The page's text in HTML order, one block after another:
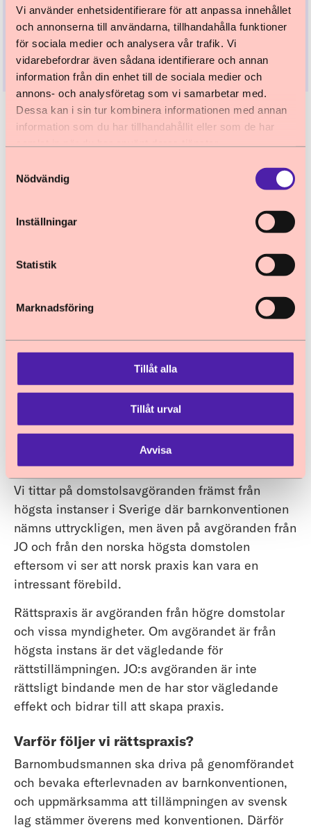
Vi använder enhetsidentifierare för att anpassa innehållet
och annonserna till användarna, tillhandahålla funktioner
för sociala medier och analysera vår trafik. Vi
vidarebefordrar även sådana identifierare och annan
information från din enhet till de sociala medier och
annons- och analysföretag som vi samarbetar med.
Dessa kan i sin tur kombinera informationen med annan
information som du har tillhandahållit eller som de har
Nödvändig
Inställningar
Statistik
Marknadsföring
Tillåt alla
Tillåt urval
Avvisa
rättsprocessen.
Webbinarium: Barnkonventionen i rättspraxis
Barnombudsmannen erbjuder stöd i
arbetar med barns rättigheter i din yrkesroll.
barnrätt eller delta i våra kostnadsfria och
barnkonventionen kan tillämpas i praktiken.
Stöd i implementering av barnkonventionen
Barnombudsmannens bevakning av
rättspraxis
Vi tittar på domstolsavgöranden främst från
högsta instanser i Sverige där barnkonventionen
nämns uttryckligen, men även på avgöranden från
JO och från den norska högsta domstolen
eftersom vi ser att norsk praxis kan vara en
intressant förebild.
Rättspraxis är avgöranden från högre domstolar
och vissa myndigheter. Om avgörandet är från
högsta instans är det vägledande för
rättstillämpningen. JO:s avgöranden är inte
rättsligt bindande men de har stor vägledande
effekt och bidrar till att skapa praxis.
Varför följer vi rättspraxis?
Barnombudsmannen ska driva på genomförandet
och bevaka efterlevnaden av barnkonventionen,
och uppmärksamma att tillämpningen av svensk
lag stämmer överens med konventionen. Därför